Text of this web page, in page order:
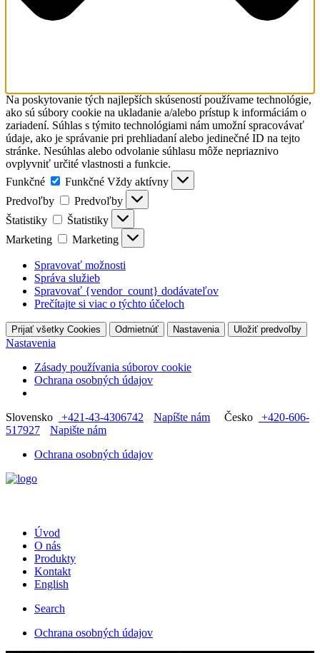
Na poskytovanie tých najlepších skúseností používame technológie,
ako sú súbory cookie na ukladanie a/alebo prístup k informáciám o
zariadení. Súhlas s týmito technológiami nám umožní spracovávať
údaje, ako je správanie pri prehliadaní alebo jedinečné ID na tejto
stránke. Nesúhlas alebo odvolanie súhlasu môže nepriaznivo
ovplyvniť určité vlastnosti a funkcie.
Funkčné
Funkčné Vždy aktívny
Predvoľby
Predvoľby
Štatistiky
Štatistiky
Marketing
Marketing
Spravovať možnosti
Správa služieb
Spravovať {vendor_count} dodávateľov
Prečítajte si viac o týchto účeloch
Prijať všetky Cookies Odmietnúť Nastavenia Uložiť predvoľby
Nastavenia
Zásady používania súborov cookie
Ochrana osobných údajov
Slovensko +421-43-4306742 Napíšte nám Česko
+420-606-
517927
Napište nám
Ochrana osobných údajov
Úvod
O nás
Produkty
Kontakt
English
Search
Ochrana osobných údajov